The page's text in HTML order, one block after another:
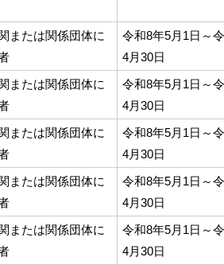
または関係団体に
令和8年5月1日～
4月30日
または関係団体に
令和8年5月1日～
4月30日
または関係団体に
令和8年5月1日～
4月30日
または関係団体に
令和8年5月1日～
4月30日
または関係団体に
令和8年5月1日～
4月30日